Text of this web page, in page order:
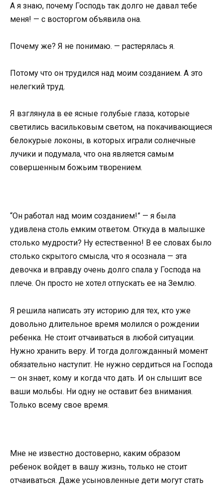
А я знаю, почему Господь так долго не давал тебе
меня! — с восторгом объявила она.
Почему же? Я не понимаю. — растерялась я.
Потому что он трудился над моим созданием. А это
нелегкий труд.
Я взглянула в ее ясные голубые глаза, которые
светились васильковым светом, на покачивающиеся
белокурые локоны, в которых играли солнечные
лучики и подумала, что она является самым
совершенным божьим творением.
“Он работал над моим созданием!” — я была
удивлена столь емким ответом. Откуда в малышке
столько мудрости? Ну естественно! В ее словах было
столько скрытого смысла, что я осознала — эта
девочка и вправду очень долго спала у Господа на
плече. Он просто не хотел отпускать ее на Землю.
Я решила написать эту историю для тех, кто уже
довольно длительное время молился о рождении
ребенка. Не стоит отчаиваться в любой ситуации.
Нужно хранить веру. И тогда долгожданный момент
обязательно наступит. Не нужно сердиться на Господа
— он знает, кому и когда что дать. И он слышит все
ваши мольбы. Ни одну не оставит без внимания.
Только всему свое время.
Мне не известно достоверно, каким образом
ребенок войдет в вашу жизнь, только не стоит
отчаиваться. Даже усыновленные дети могут стать